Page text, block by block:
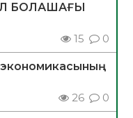
БОЛАШАҒЫ
15 0
26 0